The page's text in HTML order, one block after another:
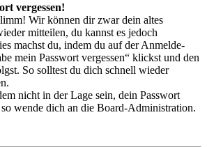
vergessen!
Wir können dir zwar dein altes
mitteilen, du kannst es jedoch
machst du, indem du auf der Anmelde-
mein Passwort vergessen“ klickst und den
So solltest du dich schnell wieder
nicht in der Lage sein, dein Passwort
wende dich an die Board-Administration.